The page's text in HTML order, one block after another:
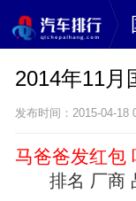
2014年11月
发布时间：2015-04-18
马爸爸发红包
排名 厂商